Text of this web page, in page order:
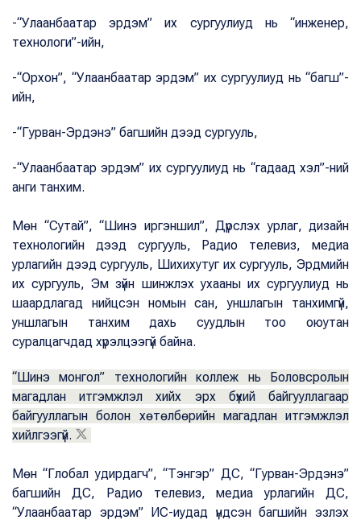
-“Улаанбаатар эрдэм” их сургуулиуд нь “инженер,
технологи”-ийн,
-“Орхон”, “Улаанбаатар эрдэм” их сургуулиуд нь “багш”-
ийн,
-“Гурван-Эрдэнэ” багшийн дээд сургууль,
-“Улаанбаатар эрдэм” их сургуулиуд нь “гадаад хэл”-ний
анги танхим.
Мөн “Сутай”, “Шинэ иргэншил”, Дүрслэх урлаг, дизайн
технологийн дээд сургууль, Радио телевиз, медиа
урлагийн дээд сургууль, Шихихутуг их сургууль, Эрдмийн
их сургууль, Эм зүйн шинжлэх ухааны их сургуулиуд нь
шаардлагад нийцсэн номын сан, уншлагын танхимгүй,
уншлагын танхим дахь суудлын тоо оюутан
суралцагчдад хүрэлцээгүй байна.
“Шинэ монгол” технологийн коллеж нь Боловсролын
магадлан итгэмжлэл хийх эрх бүхий байгууллагаар
байгууллагын болон хөтөлбөрийн магадлан итгэмжлэл
хийлгээгүй.
Мөн “Глобал удирдагч”, “Тэнгэр” ДС, “Гурван-Эрдэнэ”
багшийн ДС, Радио телевиз, медиа урлагийн ДС,
“Улаанбаатар эрдэм” ИС-иудад үндсэн багшийн эзлэх